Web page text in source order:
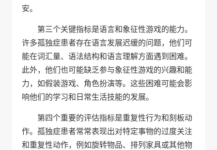
安。
第三个关键指标是语言和象征性游戏的能力。
许多孤独症患者存在语言发展迟缓的问题，他们可
能在词汇量、语法结构和语言理解方面遇到困难。
此外，他们也可能缺乏参与象征性游戏的兴趣和能
力，如假装游戏、角色扮演等。这些困难可能会影
响他们的学习和日常生活技能的发展。
第四个重要的评估指标是重复性行为和刻板动
作。孤独症患者常常表现出对特定事物的过度关注
和重复性动作，例如旋转物品、排列家具或其他物